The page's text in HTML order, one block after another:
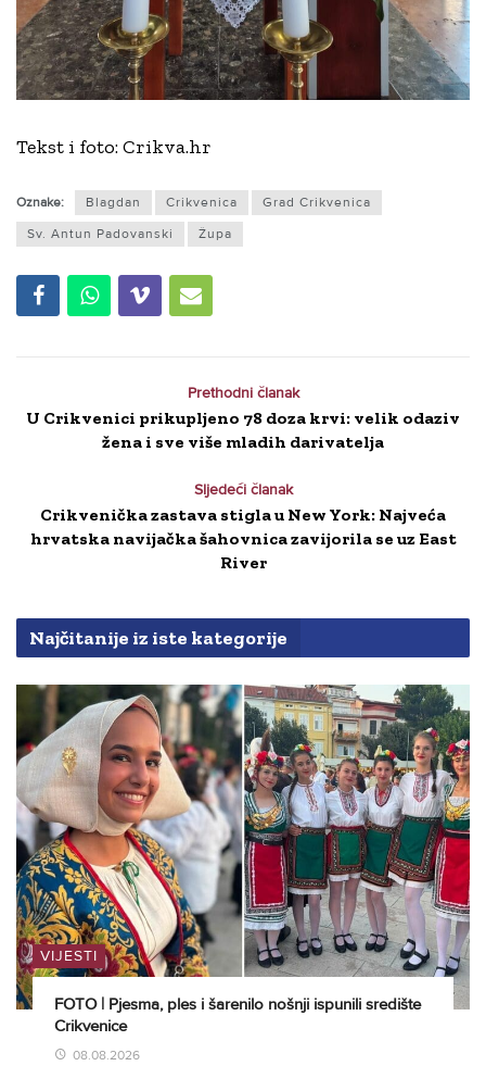
Tekst i foto: Crikva.hr
Oznake: Blagdan Crikvenica
Grad Crikvenica
Sv. Antun Padovanski
Župa
Prethodni članak
U Crikvenici prikupljeno 78 doza krvi: velik odaziv
žena i sve više mladih darivatelja
Sljedeći članak
Crikvenička zastava stigla u New York: Najveća
hrvatska navijačka šahovnica zavijorila se uz East
River
Najčitanije iz iste kategorije
VIJESTI
FOTO | Pjesma, ples i šarenilo nošnji ispunili središte
Crikvenice
08.08.2026